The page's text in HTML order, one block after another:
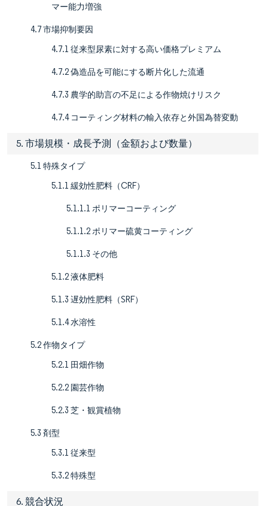
マー能力増強
4.7 市場抑制要因
4.7.1 従来型尿素に対する高い価格プレミアム
4.7.2 偽造品を可能にする断片化した流通
4.7.3 農学的助言の不足による作物焼けリスク
4.7.4 コーティング材料の輸入依存と外国為替変動
5. 市場規模・成長予測（金額および数量）
5.1 特殊タイプ
5.1.1 緩効性肥料（CRF）
5.1.1.1 ポリマーコーティング
5.1.1.2 ポリマー硫黄コーティング
5.1.1.3 その他
5.1.2 液体肥料
5.1.3 遅効性肥料（SRF）
5.1.4 水溶性
5.2 作物タイプ
5.2.1 田畑作物
5.2.2 園芸作物
5.2.3 芝・観賞植物
5.3 剤型
5.3.1 従来型
5.3.2 特殊型
6. 競合状況